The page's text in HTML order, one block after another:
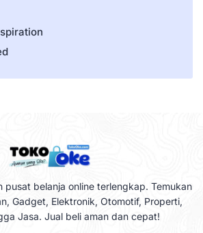
pusat belanja online terlengkap. Temukan
Gadget, Elektronik, Otomotif, Properti,
Jasa. Jual beli aman dan cepat!